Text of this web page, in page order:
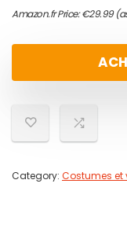
Amazon.fr Price:€29.99
Category: Costumes et